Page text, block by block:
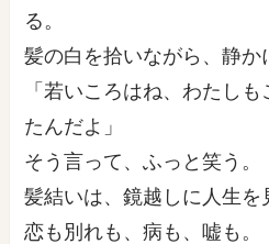
る。
髪の白を拾いながら、静か
「若いころはね、わたし
たんだよ」
そう言って、ふっと笑う。
髪結いは、鏡越しに人生を
恋も別れも、病も、嘘も。